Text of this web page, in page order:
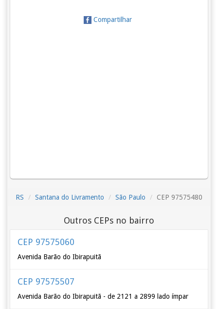
Compartilhar
RS Santana do Livramento São Paulo CEP 97575480
Outros CEPs no bairro
CEP 97575060
Avenida Barão do Ibirapuitã
CEP 97575507
Avenida Barão do Ibirapuitã - de 2121 a 2899 lado ímpar